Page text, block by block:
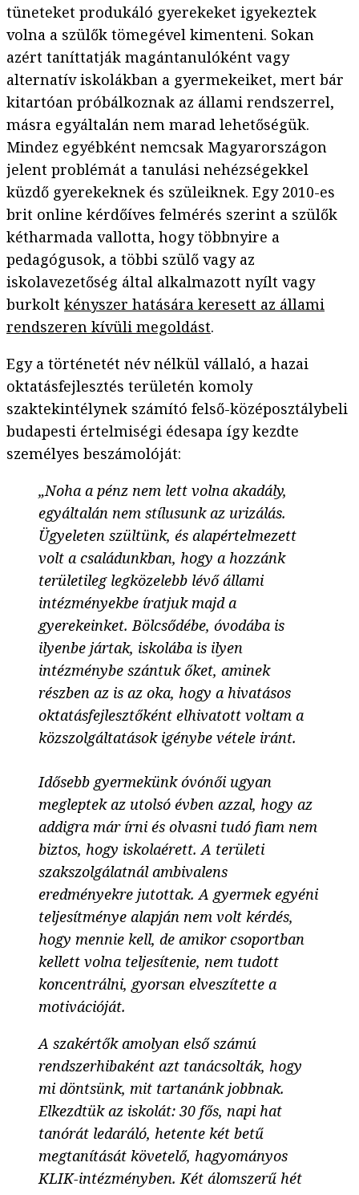
tüneteket produkáló gyerekeket igyekeztek
volna a szülők tömegével kimenteni. Sokan
azért taníttatják magántanulóként vagy
alternatív iskolákban a gyermekeiket, mert bár
kitartóan próbálkoznak az állami rendszerrel,
másra egyáltalán nem marad lehetőségük.
Mindez egyébként nemcsak Magyarországon
jelent problémát a tanulási nehézségekkel
küzdő gyerekeknek és szüleiknek. Egy 2010-es
brit online kérdőíves felmérés szerint a szülők
kétharmada vallotta, hogy többnyire a
pedagógusok, a többi szülő vagy az
iskolavezetőség által alkalmazott nyílt vagy
burkolt kényszer hatására keresett az állami
rendszeren kívüli megoldást.
Egy a történetét név nélkül vállaló, a hazai
oktatásfejlesztés területén komoly
szaktekintélynek számító felső-középosztálybeli
budapesti értelmiségi édesapa így kezdte
személyes beszámolóját:
„Noha a pénz nem lett volna akadály,
egyáltalán nem stílusunk az urizálás.
Ügyeleten szültünk, és alapértelmezett
volt a családunkban, hogy a hozzánk
területileg legközelebb lévő állami
intézményekbe íratjuk majd a
gyerekeinket. Bölcsődébe, óvodába is
ilyenbe jártak, iskolába is ilyen
intézménybe szántuk őket, aminek
részben az is az oka, hogy a hivatásos
oktatásfejlesztőként elhivatott voltam a
közszolgáltatások igénybe vétele iránt.
Idősebb gyermekünk óvónői ugyan
megleptek az utolsó évben azzal, hogy az
addigra már írni és olvasni tudó fiam nem
biztos, hogy iskolaérett. A területi
szakszolgálatnál ambivalens
eredményekre jutottak. A gyermek egyéni
teljesítménye alapján nem volt kérdés,
hogy mennie kell, de amikor csoportban
kellett volna teljesítenie, nem tudott
koncentrálni, gyorsan elveszítette a
motivációját.
A szakértők amolyan első számú
rendszerhibaként azt tanácsolták, hogy
mi döntsünk, mit tartanánk jobbnak.
Elkezdtük az iskolát: 30 fős, napi hat
tanórát ledaráló, hetente két betű
megtanítását követelő, hagyományos
KLIK-intézményben. Két álomszerű hét